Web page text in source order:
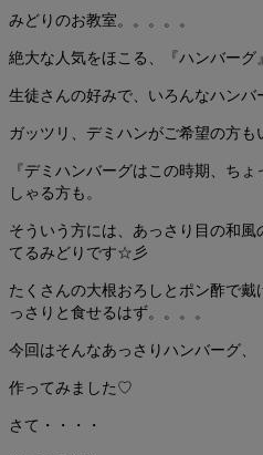
みどりのお教室。。。。。
絶大な人気をほこる、『ハンバーグ
生徒さんの好みで、いろんなハン
ガッツリ、デミハンがご希望の方も
『デミハンバーグはこの時期、ち
しゃる方も。
そういう方には、あっさり目の和
てるみどりです☆彡
たくさんの大根おろしとポン酢で
っさりと食せるはず。。。。
今回はそんなあっさりハンバーグ、
作ってみま
さて・・・・